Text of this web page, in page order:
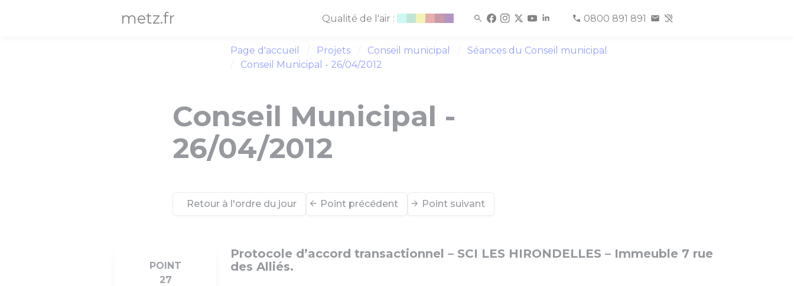
metz.fr Qualité de l'air : 0800 891 891
Page d'accueil Projets Conseil municipal
Séances du Conseil municipal
Conseil Municipal - 26/04/2012
Conseil Municipal -
26/04/2012
Retour à l'ordre du jour Point précédent Point suivant
POINT
27
Protocole d’accord transactionnel – SCI LES HIRONDELLES – Immeuble 7 rue
des Alliés.